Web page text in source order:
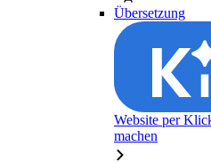
Übersetzung
Website per
machen